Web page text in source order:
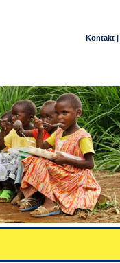
Kontakt |